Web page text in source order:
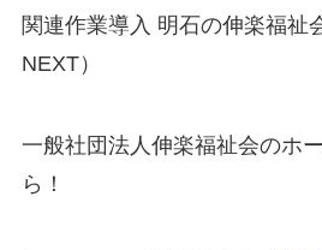
関連作業導入 明石の伸楽福祉
NEXT）
一般社団法人伸楽福祉会のホ
ら！